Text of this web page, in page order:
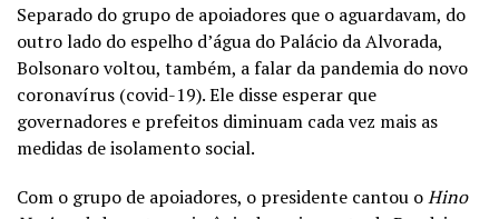
Separado do grupo de apoiadores que o aguardavam, do
outro lado do espelho d’água do Palácio da Alvorada,
Bolsonaro voltou, também, a falar da pandemia do novo
coronavírus (covid-19). Ele disse esperar que
governadores e prefeitos diminuam cada vez mais as
medidas de isolamento social.
Com o grupo de apoiadores, o presidente cantou oHino